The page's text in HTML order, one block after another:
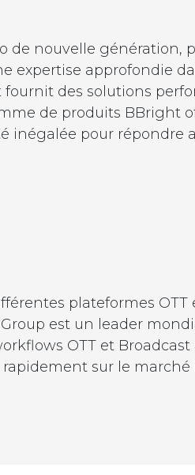
nouvelle génération,
expertise approfondie
des solutions
de produits BBright
pour répondre
plateformes
est un leader
OTT et
sur le